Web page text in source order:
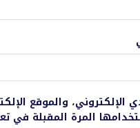
الإلكتروني، والموقع
المرة المقبلة في